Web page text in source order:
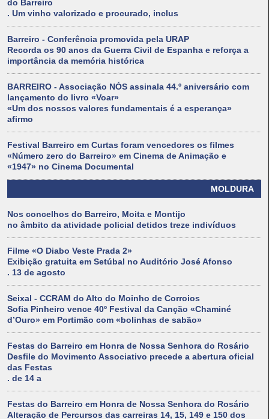
do Barreiro
. Um vinho valorizado e procurado, inclus
Barreiro - Conferência promovida pela URAP
Recorda os 90 anos da Guerra Civil de Espanha e reforça a
importância da memória histórica
BARREIRO - Associação NÓS assinala 44.º aniversário com
lançamento do livro «Voar»
«Um dos nossos valores fundamentais é a esperança»
afirmo
Festival Barreiro em Curtas foram vencedores os filmes
«Número zero do Barreiro» em Cinema de Animação e
«1947» no Cinema Documental
MOLDURA
Nos concelhos do Barreiro, Moita e Montijo
no âmbito da atividade policial detidos treze indivíduos
Filme «O Diabo Veste Prada 2»
Exibição gratuita em Setúbal no Auditório José Afonso
. 13 de agosto
Seixal - CCRAM do Alto do Moinho de Corroios
Sofia Pinheiro vence 40º Festival da Canção «Chaminé
d’Ouro» em Portimão com «bolinhas de sabão»
Festas do Barreiro em Honra de Nossa Senhora do Rosário
Desfile do Movimento Associativo precede a abertura oficial
das Festas
. de 14 a
Festas do Barreiro em Honra de Nossa Senhora do Rosário
Alteração de Percursos das carreiras 14, 15, 149 e 150 dos